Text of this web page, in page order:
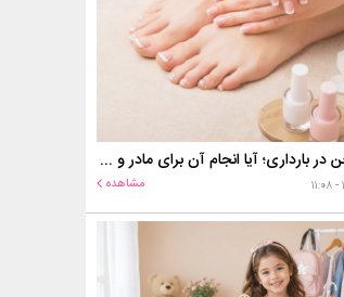
کاشت ناخن در بارداری؛ آیا انجام آن برای مادر و جنین خطر دارد؟
مشاهده